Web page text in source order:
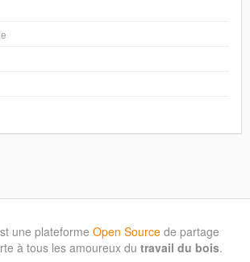
une plateforme Open Source de partage
à tous les amoureux du travail du bois.